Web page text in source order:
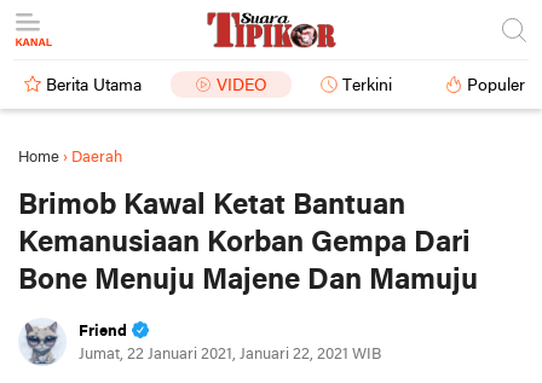
Berita Utama VIDEO Terkini Populer
Home › Daerah
Brimob Kawal Ketat Bantuan
Kemanusiaan Korban Gempa Dari
Bone Menuju Majene Dan Mamuju
Friend
Jumat, 22 Januari 2021, Januari 22, 2021 WIB